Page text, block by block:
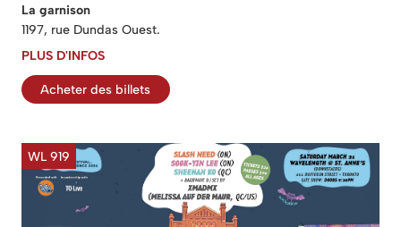
La garnison
1197, rue Dundas Ouest.
PLUS D'INFOS
Acheter des billets
WL 919